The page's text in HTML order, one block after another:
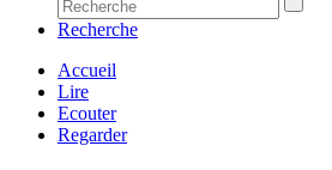
Recherche
Accueil
Lire
Ecouter
Regarder